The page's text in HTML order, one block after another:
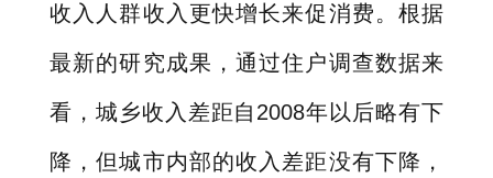
收入人群收入更快增长来促消费。根据
最新的研究成果，通过住户调查数据来
看，城乡收入差距自 2008年以后略有下
降，但城市内部的收入差距没有下降，